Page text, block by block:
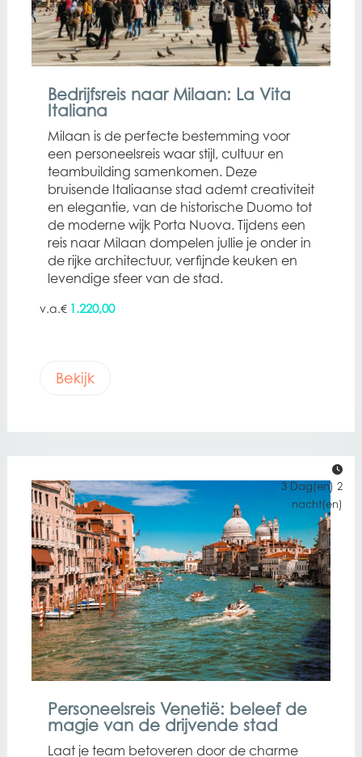
Bedrijfsreis naar Milaan: La Vita
Italiana
Milaan is de perfecte bestemming voor
een personeelsreis waar stijl, cultuur en
teambuilding samenkomen. Deze
bruisende Italiaanse stad ademt creativiteit
en elegantie, van de historische Duomo tot
de moderne wijk Porta Nuova. Tijdens een
reis naar Milaan dompelen jullie je onder in
de rijke architectuur, verfijnde keuken en
levendige sfeer van de stad.
€ 1.220,00
Bekijk
Personeelsreis Venetië: beleef de
magie van de drijvende stad
Laat je team betoveren door de charme
3 Dag(en) 2
nacht(en)